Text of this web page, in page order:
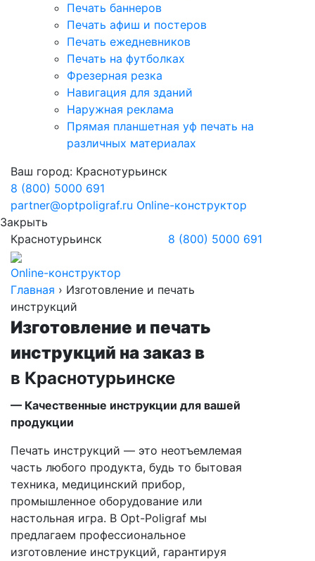
Печать баннеров
Печать афиш и постеров
Печать ежедневников
Печать на футболках
Фрезерная резка
Навигация для зданий
Наружная реклама
Прямая планшетная уф печать на
различных материалах
Ваш город: Краснотурьинск
8 (800) 5000 691
partner@optpoligraf.ru Online-конструктор
Закрыть
Краснотурьинск
8 (800) 5000 691
Online-конструктор
Главная › Изготовление и печать
инструкций
Изготовление и печать
инструкций на заказ в
в Краснотурьинске
— Качественные инструкции для вашей
продукции
Печать инструкций — это неотъемлемая
часть любого продукта, будь то бытовая
техника, медицинский прибор,
промышленное оборудование или
настольная игра. В Opt-Poligraf мы
предлагаем профессиональное
изготовление инструкций, гарантируя